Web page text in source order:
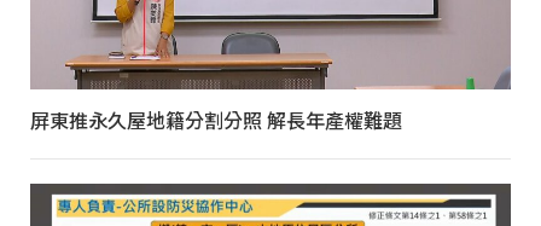
屏東推永久屋地籍分割分照 解長年產權難題